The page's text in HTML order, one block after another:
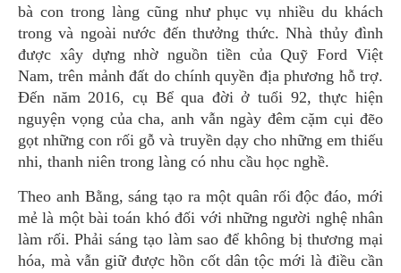
bà con trong làng cũng như phục vụ nhiều du khách
trong và ngoài nước đến thưởng thức. Nhà thủy đình
được xây dựng nhờ nguồn tiền của Quỹ Ford Việt
Nam, trên mảnh đất do chính quyền địa phương hỗ trợ.
Đến năm 2016, cụ Bể qua đời ở tuổi 92, thực hiện
nguyện vọng của cha, anh vẫn ngày đêm cặm cụi đẽo
gọt những con rối gỗ và truyền dạy cho những em thiếu
nhi, thanh niên trong làng có nhu cầu học nghề.
Theo anh Bằng, sáng tạo ra một quân rối độc đáo, mới
mẻ là một bài toán khó đối với những người nghệ nhân
làm rối. Phải sáng tạo làm sao để không bị thương mại
hóa, mà vẫn giữ được hồn cốt dân tộc mới là điều cần